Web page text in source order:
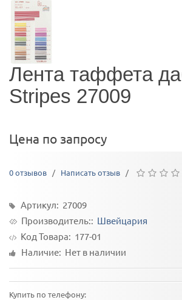
Лента таффета
Stripes 27009
Цена по запросу
0 отзывов / Написать отзыв /
Артикул: 27009
Производитель:: Швейцария
Код Товара: 177-01
Наличие: Нет в наличии
Купить по телефону: